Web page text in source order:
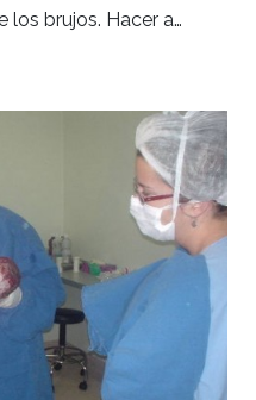
brujos. Hacer a…